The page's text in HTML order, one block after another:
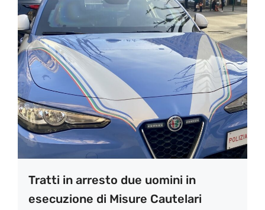
Tratti in arresto due uomini in
esecuzione di Misure Cautelari